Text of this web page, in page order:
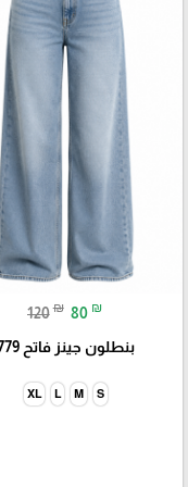
120 ₪ 80 ₪
بنطلون جينز فاتح 779
S
M
L
XL